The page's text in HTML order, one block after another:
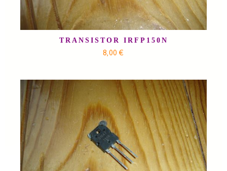
TRANSISTOR IRFP150N
8,00 €